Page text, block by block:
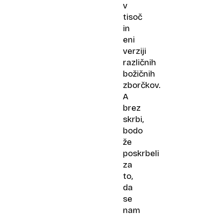
v
tisoč
in
eni
verziji
različnih
božičnih
zborčkov.
A
brez
skrbi,
bodo
že
poskrbeli
za
to,
da
se
nam